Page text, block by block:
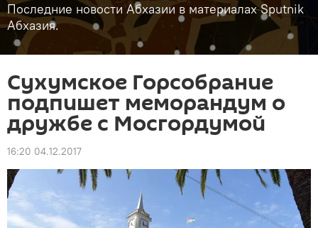
Последние новости Абхазии в материалах Sputnik
Абхазия.
Сухумское Горсобрание
подпишет меморандум о
дружбе с Мосгордумой
16:20 04.12.2017